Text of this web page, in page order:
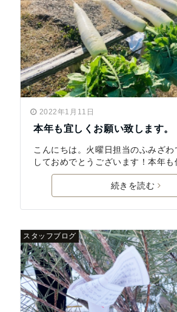
2022年1月11日
本年も宜しくお願い致します。
こんにちは。火曜日担当のふみざわ
しておめでとうございます！本年も
続きを読む
スタッフブログ